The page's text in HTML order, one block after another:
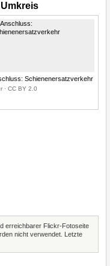
Schienenersatzverkehr
· CC BY 2.0
erreichbarer Flickr-Fotoseite
nicht verwendet. Letzte